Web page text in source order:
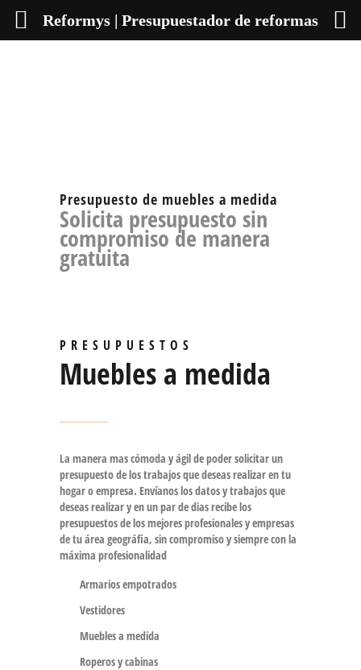
Presupuesto de muebles a medida
Solicita presupuesto sin
compromiso de manera
gratuita
PRESUPUESTOS
Muebles a medida
La manera mas cómoda y ágil de poder solicitar un
presupuesto de los trabajos que deseas realizar en tu
hogar o empresa. Envíanos los datos y trabajos que
deseas realizar y en un par de dias recibe los
presupuestos de los mejores profesionales y empresas
de tu área geográfia, sin compromiso y siempre con la
máxima profesionalidad
Armarios empotrados
Vestidores
Muebles a medida
Roperos y cabinas
Reformys | Presupuestador de reformas